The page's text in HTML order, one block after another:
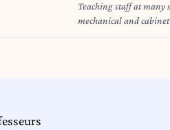
Teaching staff at many
mechanical and cabinet-making
up in front of the
grève et donne cours
communauté Wallonie-
Woluwé-saint-Pierre.